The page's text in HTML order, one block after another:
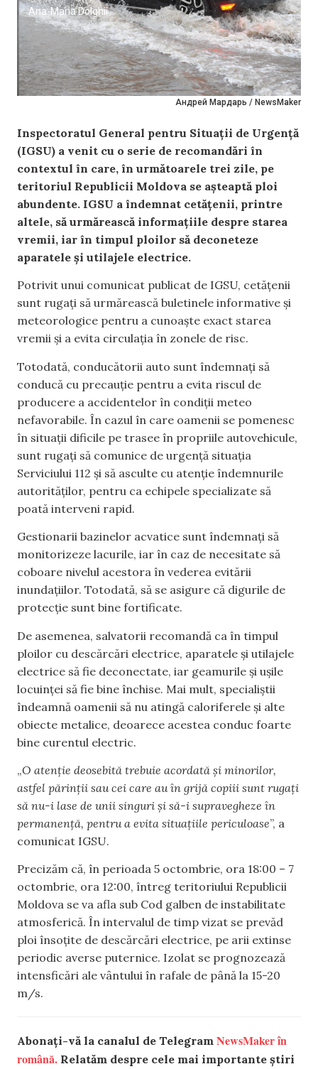
Андрей Мардарь / NewsMaker
Ana-Maria Dolghii
Inspectoratul General pentru Situații de Urgență
(IGSU) a venit cu o serie de recomandări în
contextul în care, în următoarele trei zile, pe
teritoriul Republicii Moldova se așteaptă ploi
abundente. IGSU a îndemnat cetățenii, printre
altele, să urmărească informațiile despre starea
vremii, iar în timpul ploilor să deconeteze
aparatele și utilajele electrice.
Potrivit unui comunicat publicat de IGSU, cetățenii
sunt rugați să urmărească buletinele informative și
meteorologice pentru a cunoaște exact starea
vremii și a evita circulația în zonele de risc.
Totodată, conducătorii auto sunt îndemnați să
conducă cu precauție pentru a evita riscul de
producere a accidentelor în condiții meteo
nefavorabile. În cazul în care oamenii se pomenesc
în situații dificile pe trasee în propriile autovehicule,
sunt rugați să comunice de urgență situația
Serviciului 112 și să asculte cu atenție îndemnurile
autorităților, pentru ca echipele specializate să
poată interveni rapid.
Gestionarii bazinelor acvatice sunt îndemnați să
monitorizeze lacurile, iar în caz de necesitate să
coboare nivelul acestora în vederea evitării
inundațiilor. Totodată, să se asigure că digurile de
protecție sunt bine fortificate.
De asemenea, salvatorii recomandă ca în timpul
ploilor cu descărcări electrice, aparatele și utilajele
electrice să fie deconectate, iar geamurile și ușile
locuinței să fie bine închise. Mai mult, specialiștii
îndeamnă oamenii să nu atingă caloriferele și alte
obiecte metalice, deoarece acestea conduc foarte
bine curentul electric.
„O atenție deosebită trebuie acordată și minorilor,
astfel părinții sau cei care au în grijă copiii sunt rugați
să nu-i lase de unii singuri și să-i supravegheze în
permanență, pentru a evita situațiile periculoase”, a
comunicat IGSU.
Precizăm că, în perioada 5 octombrie, ora 18:00 – 7
octombrie, ora 12:00, întreg teritoriului Republicii
Moldova se va afla sub Cod galben de instabilitate
atmosferică. În intervalul de timp vizat se prevăd
ploi însoțite de descărcări electrice, pe arii extinse
periodic averse puternice. Izolat se prognozează
intensficări ale vântului în rafale de până la 15-20
m/s.
Abonați-vă la canalul de Telegram NewsMaker în
română. Relatăm despre cele mai importante știri